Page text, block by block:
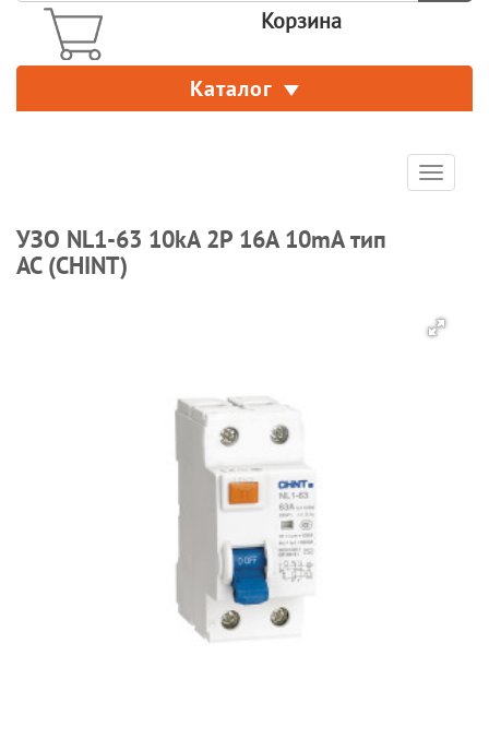
Корзина
Каталог
Toggle
УЗО NL1-63 10kA 2P 16A 10mA тип
AC (CHINT)